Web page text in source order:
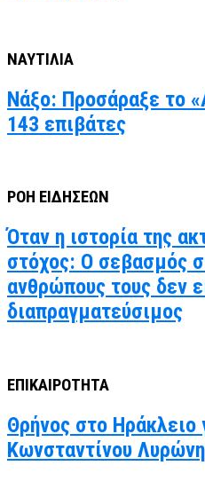
ΝΑΥΤΙΛΙΑ
Νάξο: Προσάραξε το
143 επιβάτες
ΡΟΗ ΕΙΔΗΣΕΩΝ
Όταν η ιστορία της
στόχος: Ο σεβασμός
ανθρώπους τους δεν
διαπραγματεύσιμος
ΕΠΙΚΑΙΡΟΤΗΤΑ
Θρήνος στο Ηράκλειο
Κωνσταντίνου Λυρώνη